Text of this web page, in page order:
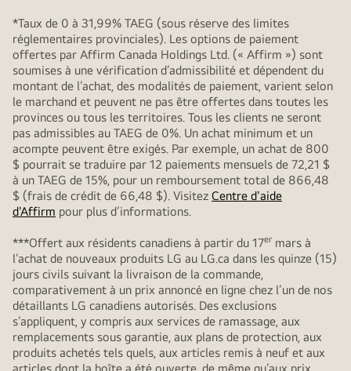
*Taux de 0 à 31,99% TAEG (sous réserve des limites
réglementaires provinciales). Les options de paiement
offertes par Affirm Canada Holdings Ltd. (« Affirm ») sont
soumises à une vérification d’admissibilité et dépendent du
montant de l’achat, des modalités de paiement, varient selon
le marchand et peuvent ne pas être offertes dans toutes les
provinces ou tous les territoires. Tous les clients ne seront
pas admissibles au TAEG de 0%. Un achat minimum et un
acompte peuvent être exigés. Par exemple, un achat de 800
$ pourrait se traduire par 12 paiements mensuels de 72,21 $
à un TAEG de 15%, pour un remboursement total de 866,48
$ (frais de crédit de 66,48 $). Visitez Centre d'aide
d'Affirm pour plus d’informations.
***Offert aux résidents canadiens à partir du 17er mars à
l’achat de nouveaux produits LG au LG.ca dans les quinze (15)
jours civils suivant la livraison de la commande,
comparativement à un prix annoncé en ligne chez l’un de nos
détaillants LG canadiens autorisés. Des exclusions
s’appliquent, y compris aux services de ramassage, aux
remplacements sous garantie, aux plans de protection, aux
produits achetés tels quels, aux articles remis à neuf et aux